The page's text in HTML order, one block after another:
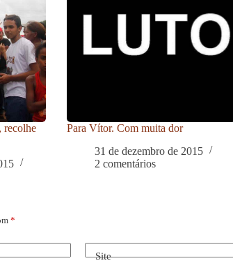
recolhe
Para Vítor. Com muita dor
31 de dezembro de 2015
2 comentários
*
Site